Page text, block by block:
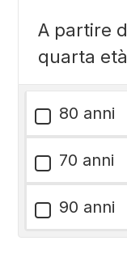
A partire
quarta
80 anni
70 anni
90 anni